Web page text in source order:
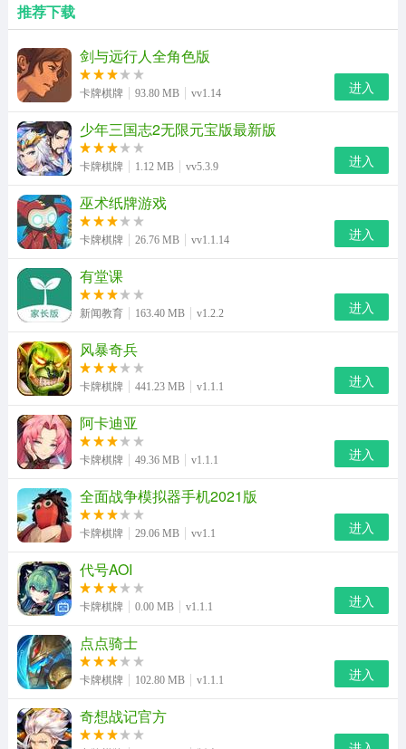
推荐下载
剑与远行人全角色版
卡牌棋牌 93.80 MB vv1.14 进入
少年三国志2无限元宝版最新版
卡牌棋牌 1.12 MB vv5.3.9 进入
巫术纸牌游戏
卡牌棋牌 26.76 MB vv1.1.14 进入
有堂课
新闻教育 163.40 MB v1.2.2 进入
风暴奇兵
卡牌棋牌 441.23 MB v1.1.1 进入
阿卡迪亚
卡牌棋牌 49.36 MB v1.1.1 进入
全面战争模拟器手机2021版
卡牌棋牌 29.06 MB vv1.1 进入
代号AOI
卡牌棋牌 0.00 MB v1.1.1 进入
点点骑士
卡牌棋牌 102.80 MB v1.1.1 进入
奇想战记官方